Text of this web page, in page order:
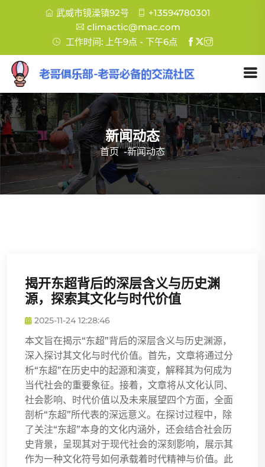
武威市镜澡镇92号
+13594780301
climactic@mac.com
工作时间: 上午9点 - 下午6点
新闻动态
首页 -新闻动态
揭开东超背后的深层含义与历史渊
源，探索其文化与时代价值
2025-11-24 12:28:46
本文旨在揭示“东超”背后的深层含义与历史渊源，
深入探讨其文化与时代价值。首先，文章将通过分
析“东超”在历史中的起源和演变，解释其为何成为
当代社会的重要象征。接着，文章将从文化认同、
社会影响、时代价值以及未来展望四个方面，全面
剖析“东超”所代表的深远意义。在探讨过程中，除
了关注“东超”本身的文化内涵外，还会结合社会历
史背景，呈现其对于现代社会的深刻影响，展示其
作为一种文化符号如何承载着时代精神与价值。此